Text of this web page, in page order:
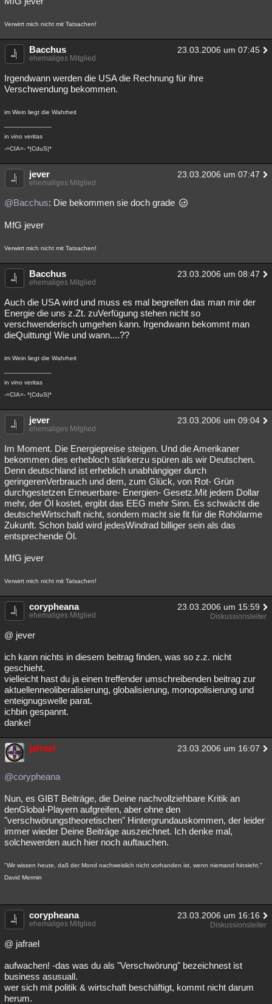
Verwirrt mich nicht mit Tatsachen!
Bacchus 23.03.2006 um 07:45
ehemaliges Mitglied
Irgendwann werden die USA die Rechnung für ihre
Verschwendung bekommen.
im Wein liegt die Wahrheit
in vino veritas
-=CIA=- *|CduS|*
jever 23.03.2006 um 07:47
ehemaliges Mitglied
@Bacchus: Die bekommen sie doch grade
MfG jever
Verwirrt mich nicht mit Tatsachen!
Bacchus 23.03.2006 um 08:47
ehemaliges Mitglied
Auch die USA wird und muss es mal begreifen das man mir der
Energie die uns z.Zt. zuVerfügung stehen nicht so
verschwenderisch umgehen kann. Irgendwann bekommt man
dieQuittung! Wie und wann....??
im Wein liegt die Wahrheit
in vino veritas
-=CIA=- *|CduS|*
jever 23.03.2006 um 09:04
ehemaliges Mitglied
Im Moment. Die Energiepreise steigen. Und die Amerikaner
bekommen dies erhebloch stärkerzu spüren als wir Deutschen.
Denn deutschland ist erheblich unabhängiger durch
geringerenVerbrauch und dem, zum Glück, von Rot- Grün
durchgestetzen Erneuerbare- Energien- Gesetz.Mit jedem Dollar
mehr, der Öl kostet, ergibt das EEG mehr Sinn. Es schwächt die
deutscheWirtschaft nicht, sondern macht sie fit für die Rohölarme
Zukunft. Schon bald wird jedesWindrad billiger sein als das
entsprechende Öl.
MfG jever
Verwirrt mich nicht mit Tatsachen!
corypheana 23.03.2006 um 15:59
ehemaliges Mitglied Diskussionsleiter
@ jever
ich kann nichts in diesem beitrag finden, was so z.z. nicht
geschieht.
vielleicht hast du ja einen treffender umschreibenden beitrag zur
aktuellenneoliberalisierung, globalisierung, monopolisierung und
enteignugswelle parat.
ichbin gespannt.
danke!
jafrael 23.03.2006 um 16:07
@corypheana
Nun, es GIBT Beiträge, die Deine nachvollziehbare Kritik an
denGlobal-Playern aufgreifen, aber ohne den
"verschwörungstheoretischen" Hintergrundauskommen, der leider
immer wieder Deine Beiträge auszeichnet. Ich denke mal,
solchewerden auch hier noch auftauchen.
"Wir wissen heute, daß der Mond nachweislich nicht vorhanden ist, wenn niemand hinsieht."
David Mermin
corypheana 23.03.2006 um 16:16
ehemaliges Mitglied Diskussionsleiter
@ jafrael
aufwachen! -das was du als "Verschwörung" bezeichnest ist
business asusuall.
wer sich mit politik & wirtschaft beschäftigt, kommt nicht darum
herum.